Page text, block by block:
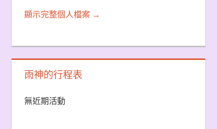
顯示完整個人檔案 →
雨神的行程表
無近期活動